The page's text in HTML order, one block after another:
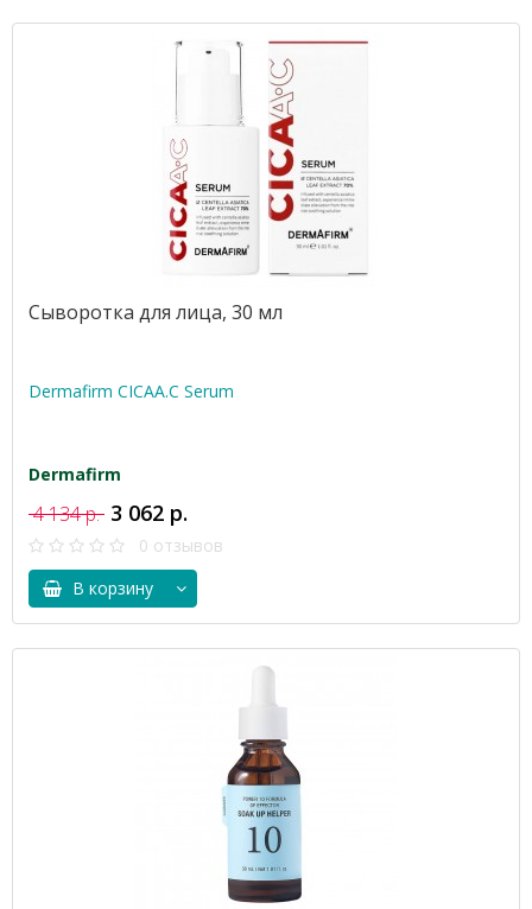
Сыворотка для лица, 30 мл
Dermafirm CICAA.C Serum
Dermafirm
4 134 р. 3 062 р.
0 отзывов
В корзину